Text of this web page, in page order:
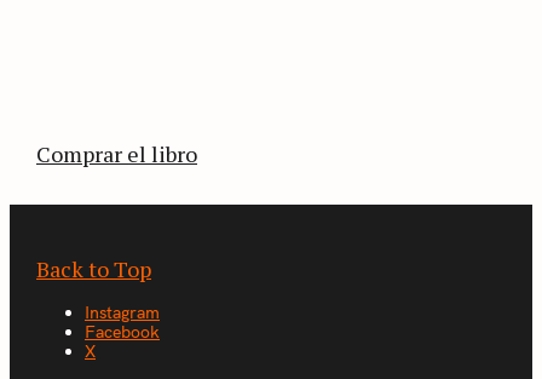
Comprar el libro
Back to Top
Instagram
Facebook
X